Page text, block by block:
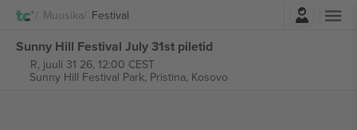
Muusika Festival
Sunny Hill Festival July 31st piletid
R, juuli 31 26, 12:00 CEST
Sunny Hill Festival Park, Pristina, Kosovo